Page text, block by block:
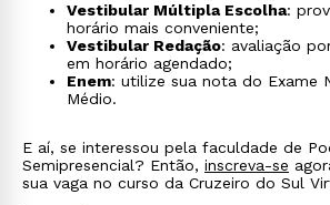
Vestibular Múltipla Escolha:
horário mais conveniente;
Vestibular Redação: avaliação
em horário agendado;
Enem: utilize sua nota do Exame
Médio.
E aí, se interessou pela faculdade de
Semipresencial? Então, inscreva-se
sua vaga no curso da Cruzeiro do Sul
Estou de acordo com aPolítica de
autorizo que meus dados sejam
envio de conteúdos da Cruzeiro do Sul.